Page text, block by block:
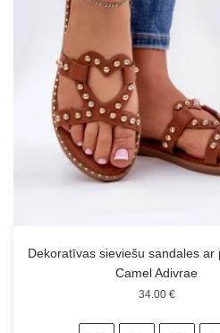
Dekoratīvas sieviešu sandales ar
Camel Adivrae
34.00 €